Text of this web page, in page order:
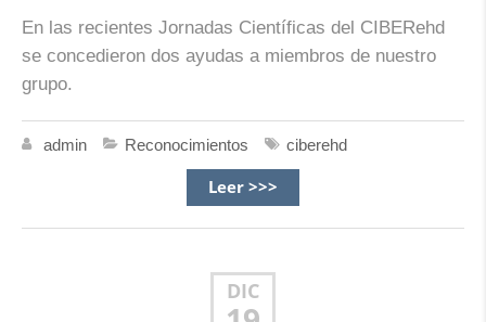
En las recientes Jornadas Científicas del CIBERehd
se concedieron dos ayudas a miembros de nuestro
grupo.
admin Reconocimientos ciberehd
Leer >>>
DIC